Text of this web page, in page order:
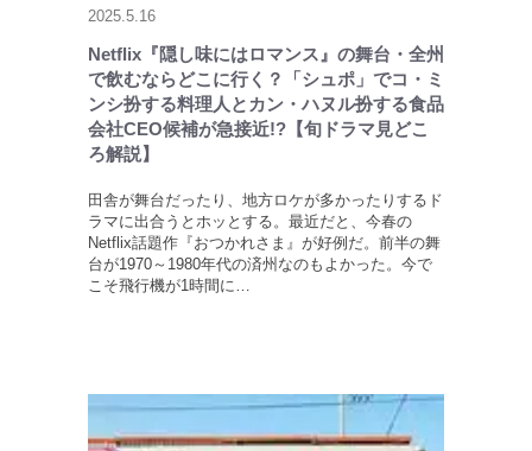
2025.5.16
Netflix『隠し味にはロマンス』の舞台・全州
で飲むならどこに行く？「シュポ」でコ・ミ
ンシ扮する料理人とカン・ハヌル扮する食品
会社CEO候補が急接近!?【旬ドラマ見どこ
ろ解説】
田舎が舞台だったり、地方ロケが多かったりするド
ラマに出合うとホッとする。最近だと、今春の
Netflix話題作『おつかれさま』が好例だ。前半の舞
台が1970～1980年代の済州なのもよかった。今で
こそ飛行機が1時間に…